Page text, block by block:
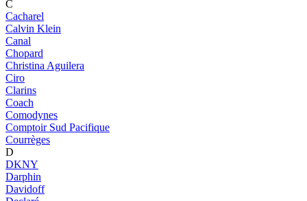
C
Cacharel
Calvin Klein
Canal
Chopard
Christina Aguilera
Ciro
Clarins
Coach
Comodynes
Comptoir Sud Pacifique
Courrèges
D
DKNY
Darphin
Davidoff